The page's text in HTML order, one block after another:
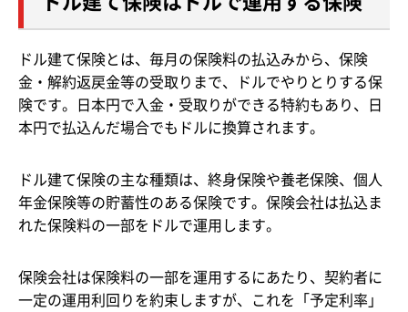
ドル建て保険とは、毎月の保険料の払込みから、保険
金・解約返戻金等の受取りまで、ドルでやりとりする保
険です。日本円で入金・受取りができる特約もあり、日
本円で払込んだ場合でもドルに換算されます。
ドル建て保険の主な種類は、終身保険や養老保険、個人
年金保険等の貯蓄性のある保険です。保険会社は払込ま
れた保険料の一部をドルで運用します。
保険会社は保険料の一部を運用するにあたり、契約者に
一定の運用利回りを約束しますが、これを「予定利率」